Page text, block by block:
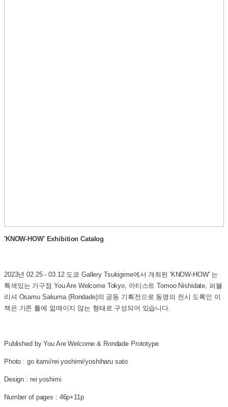
'KNOW-HOW' Exhibition Catalog
2023년 02.25 - 03.12 도쿄 Gallery Tsukigime에서 개최된 'KNOW-HOW' 는
특색있는 가구점 You Are Welcome Tokyo, 아티스트 Tomoo Nishidate, 퍼블
리셔 Osamu Sakuma (Rondade)의 공동 기획전으로 동명의 전시 도록인 이
책은 기존 틀에 얾매이지 않는 형태로 구성되어 있습니다.
Published by You Are Welcome & Rondade Prototype
Photo : go itami/rei yoshimi/yoshiharu sato
Design : rei yoshimi
Number of pages : 46p+11p